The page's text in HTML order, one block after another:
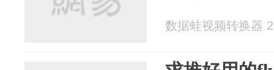
数据蛙视频转换器